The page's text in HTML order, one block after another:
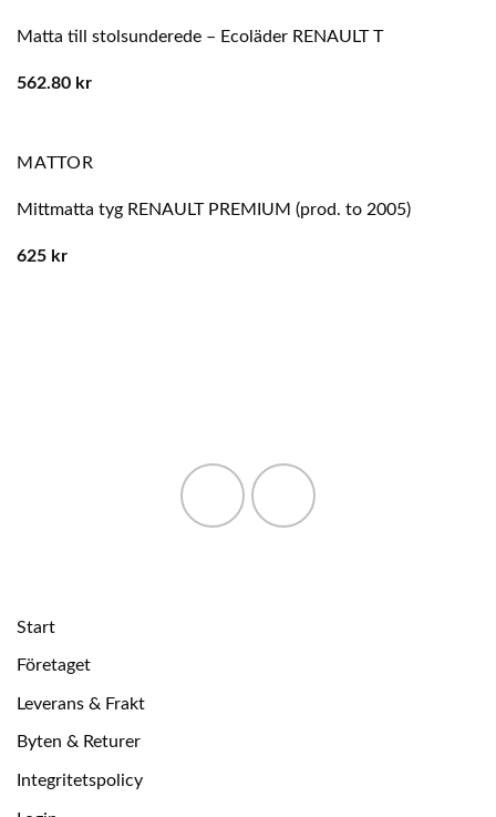
Matta till stolsunderede – Ecoläder RENAULT T
562.80 kr
MATTOR
Mittmatta tyg RENAULT PREMIUM (prod. to 2005)
625 kr
Start
Företaget
Leverans & Frakt
Byten & Returer
Integritetspolicy